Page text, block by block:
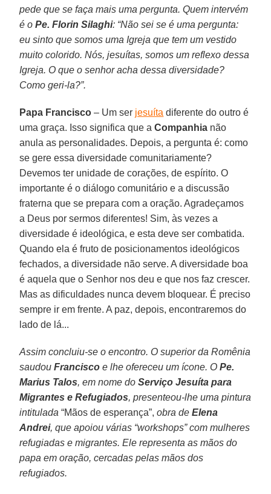
pede que se faça mais uma pergunta. Quem intervém
é oPe. Florin Silaghi: “Não sei se é uma pergunta:
eu sinto que somos uma Igreja que tem um vestido
muito colorido. Nós, jesuítas, somos um reflexo dessa
Igreja. O que o senhor acha dessa diversidade?
Como geri-la?”.
Papa Francisco – Um ser jesuíta diferente do outro é
uma graça. Isso significa que aCompanhia não
anula as personalidades. Depois, a pergunta é: como
se gere essa diversidade comunitariamente?
Devemos ter unidade de corações, de espírito. O
importante é o diálogo comunitário e a discussão
fraterna que se prepara com a oração. Agradeçamos
a Deus por sermos diferentes! Sim, às vezes a
diversidade é ideológica, e esta deve ser combatida.
Quando ela é fruto de posicionamentos ideológicos
fechados, a diversidade não serve. A diversidade boa
é aquela que o Senhor nos deu e que nos faz crescer.
Mas as dificuldades nunca devem bloquear. É preciso
sempre ir em frente. A paz, depois, encontraremos do
lado de lá...
Assim concluiu-se o encontro. O superior da Romênia
saudouFrancisco e lhe ofereceu um ícone. OPe.
Marius Talos, em nome doServiço Jesuíta para
Migrantes e Refugiados, presenteou-lhe uma pintura
intitulada“Mãos de esperança”, obra deElena
Andrei, que apoiou várias “workshops” com mulheres
refugiadas e migrantes. Ele representa as mãos do
papa em oração, cercadas pelas mãos dos
refugiados.